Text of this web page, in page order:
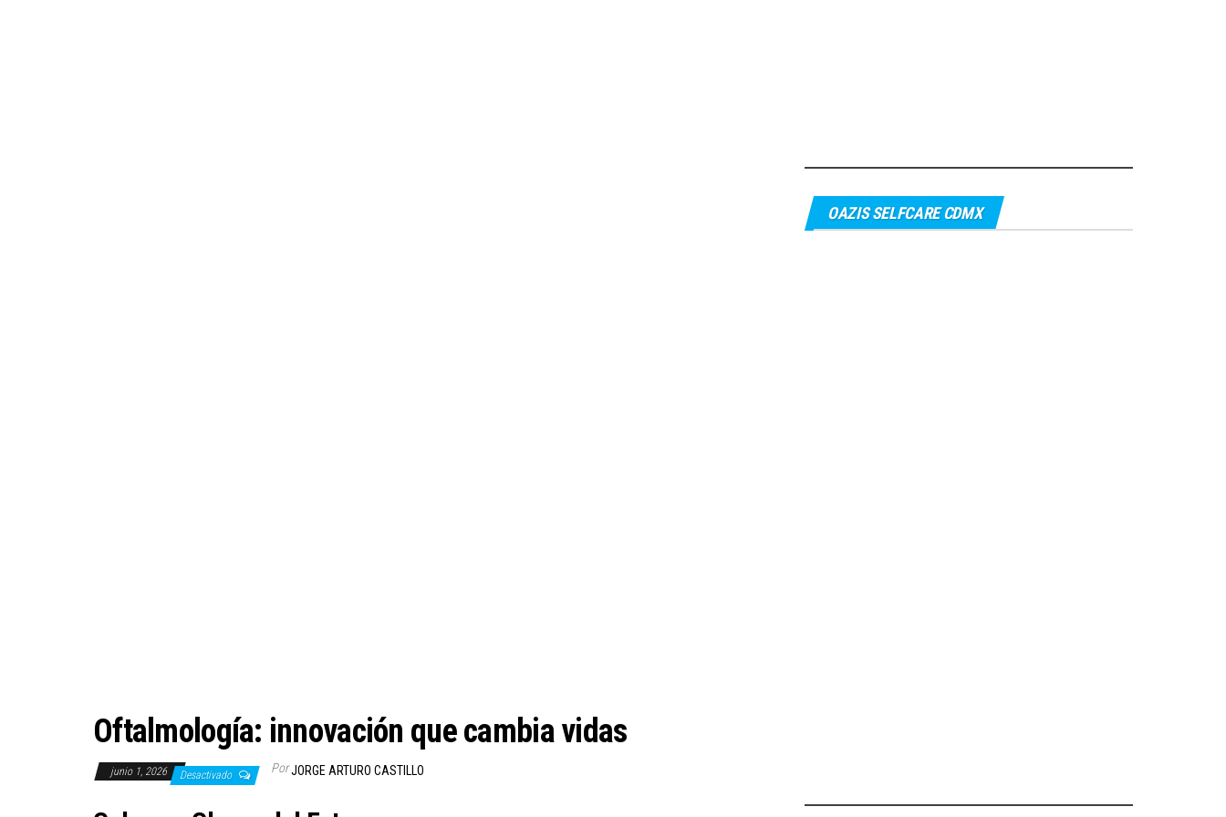
Oftalmología: innovación que cambia vidas
junio 1, 2026 Desactivado PorJORGE ARTURO CASTILLO
OAZIS SELFCARE CDMX